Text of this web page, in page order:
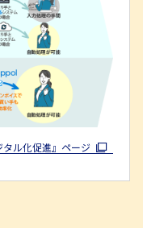
タル化促進』ページ